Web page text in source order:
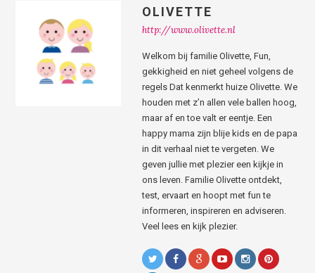
OLIVETTE
http://www.olivette.nl
Welkom bij familie Olivette, Fun,
gekkigheid en niet geheel volgens de
regels Dat kenmerkt huize Olivette. We
houden met z’n allen vele ballen hoog,
maar af en toe valt er eentje. Een
happy mama zijn blije kids en de papa
in dit verhaal niet te vergeten. We
geven jullie met plezier een kijkje in
ons leven. Familie Olivette ontdekt,
test, ervaart en hoopt met fun te
informeren, inspireren en adviseren.
Veel lees en kijk plezier.